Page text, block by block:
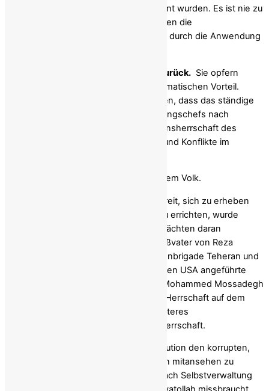
Korrespondenten so gut wie nie erwähnt wurden. Es ist nie zu
spät für angemessene Sanktionen gegen die
Verantwortlichen, gegebenenfalls auch durch die Anwendung
Weise falsche Stabilitätsabkommen zurück. Sie opfern
Menschenrechte für kurzfristigen diplomatischen Vorteil.
Inzwischen kann niemand mehr leugnen, dass das ständige
Streben westlicher Staats- und Regierungschefs nach
Reformen und Mäßigung die Repressionsherrschaft des
Regimes im Inland lediglich verlängert und Konflikte im
Fazit: Die iranische Revolution gehört dem Volk.
Bereits 1906 war das iranische Volk bereit, sich zu erheben
und eine konstitutionelle Demokratie zu errichten, wurde
jedoch von Eliten und ausländischen Mächten daran
gehindert. Schah Reza Pahlavi, der Großvater von Reza
Pahlavi, eroberte 1921 mit einer Kosakenbrigade Teheran und
krönte sich 1925 zum Schah. Der von den USA angeführte
Putsch von 1953, der Premierminister Mohammed Mossadegh
stürzte und Mohammed Reza Pahlavis Herrschaft auf dem
„Pfauenthron“ festigte, sicherte ein weiteres
Vierteljahrhundert despotischer Alleinherrschaft.
Vor 47 Jahren stürzte eine breite Revolution den korrupten,
diktatorischen Monarchen, nur um dann mitansehen zu
müssen, wie das Streben der Nation nach Selbstverwaltung